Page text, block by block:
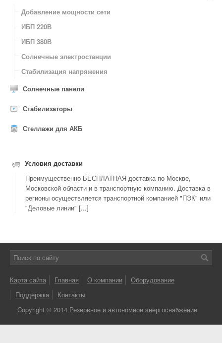
Добавление мощности сети
ИБП 220В
ИБП 380В
Солнечные электростанции
Стабилизация напряжения
Солнечные панели
Стабилизаторы
Стеллажи для АКБ
Условия доставки
Преимущественно БЕСПЛАТНАЯ доставка по Москве,
Московской области и в транспортную компанию. Доставка в
регионы осуществляется транспортной компанией "ПЭК" или
"Деловые линии" [...]
Карта сайта Главная О компании
Оборудование
Поддержка
Контакты
Copyright © 2014 Резервное и автономное энергоснабжение